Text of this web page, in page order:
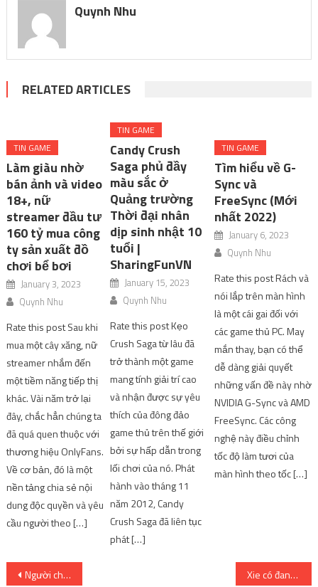
Quynh Nhu
RELATED ARTICLES
TIN GAME
Làm giàu nhờ
bán ảnh và video
18+, nữ
streamer đầu tư
160 tỷ mua công
ty sản xuất đồ
chơi bể bơi
January 3, 2023
Quynh Nhu
Rate this post Sau khi
mua một cây xăng, nữ
streamer nhắm đến
một tiềm năng tiếp thị
khác. Vài năm trở lại
đây, chắc hẳn chúng ta
đã quá quen thuộc với
thương hiệu OnlyFans.
Về cơ bản, đó là một
nền tảng chia sẻ nội
dung độc quyền và yêu
cầu người theo […]
TIN GAME
Candy Crush
Saga phủ đầy
màu sắc ở
Quảng trường
Thời đại nhân
dịp sinh nhật 10
tuổi |
SharingFunVN
January 15, 2023
Quynh Nhu
Rate this post Kẹo
Crush Saga từ lâu đã
trở thành một game
mang tính giải trí cao
và nhận được sự yêu
thích của đông đảo
game thủ trên thế giới
bởi sự hấp dẫn trong
lối chơi của nó. Phát
hành vào tháng 11
năm 2012, Candy
Crush Saga đã liên tục
phát […]
TIN GAME
Tìm hiểu về G-
Sync và
FreeSync (Mới
nhất 2022)
January 6, 2023
Quynh Nhu
Rate this post Rách và
nói lắp trên màn hình
là một cái gai đối với
các game thủ PC. May
mắn thay, bạn có thể
dễ dàng giải quyết
những vấn đề này nhờ
NVIDIA G-Sync và AMD
FreeSync. Các công
nghệ này điều chỉnh
tốc độ làm tươi của
màn hình theo tốc […]
Post
Người chơi máy chủ Việt Nam chưa kịp trải nghiệm, Miss Fortune đã bị Riot nerf mạnh tay | SharingFunVN Xie có đang gặp nguy hiểm không? Cốt truyện & Ngày phát hành